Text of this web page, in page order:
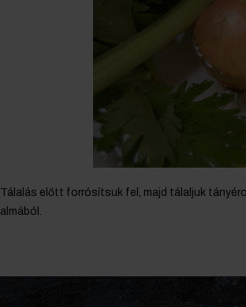
Tálalás előtt forrósítsuk fel, majd tálaljuk
almából.